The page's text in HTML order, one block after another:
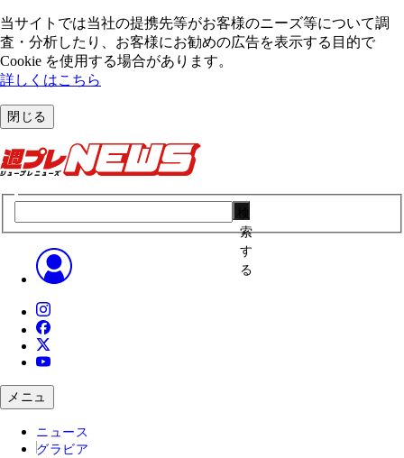
当サイトでは当社の提携先等がお客様のニーズ等について調
査・分析したり、お客様にお勧めの広告を表⽰する⽬的で
Cookie を使⽤する場合があります。
詳しくはこちら
閉じる
索
す
る
メニュ
ニュース
グラビア